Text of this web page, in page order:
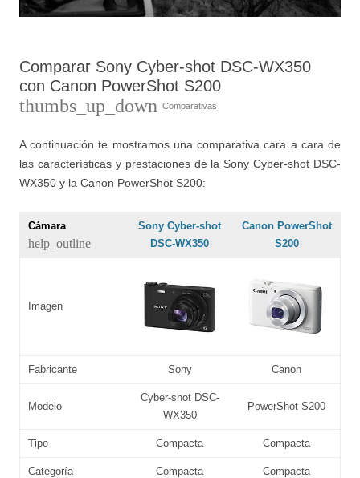
Comparar Sony Cyber-shot DSC-WX350
con Canon PowerShot S200
thumbs_up_down Comparativas
A continuación te mostramos una comparativa cara a cara de
las características y prestaciones de la Sony Cyber-shot DSC-
WX350 y la Canon PowerShot S200:
Cámara
help_outline
Sony Cyber-shot
DSC-WX350
Canon PowerShot
S200
Imagen
Fabricante Sony Canon
Modelo
Cyber-shot DSC-
WX350
PowerShot S200
Tipo Compacta Compacta
Categoría Compacta Compacta